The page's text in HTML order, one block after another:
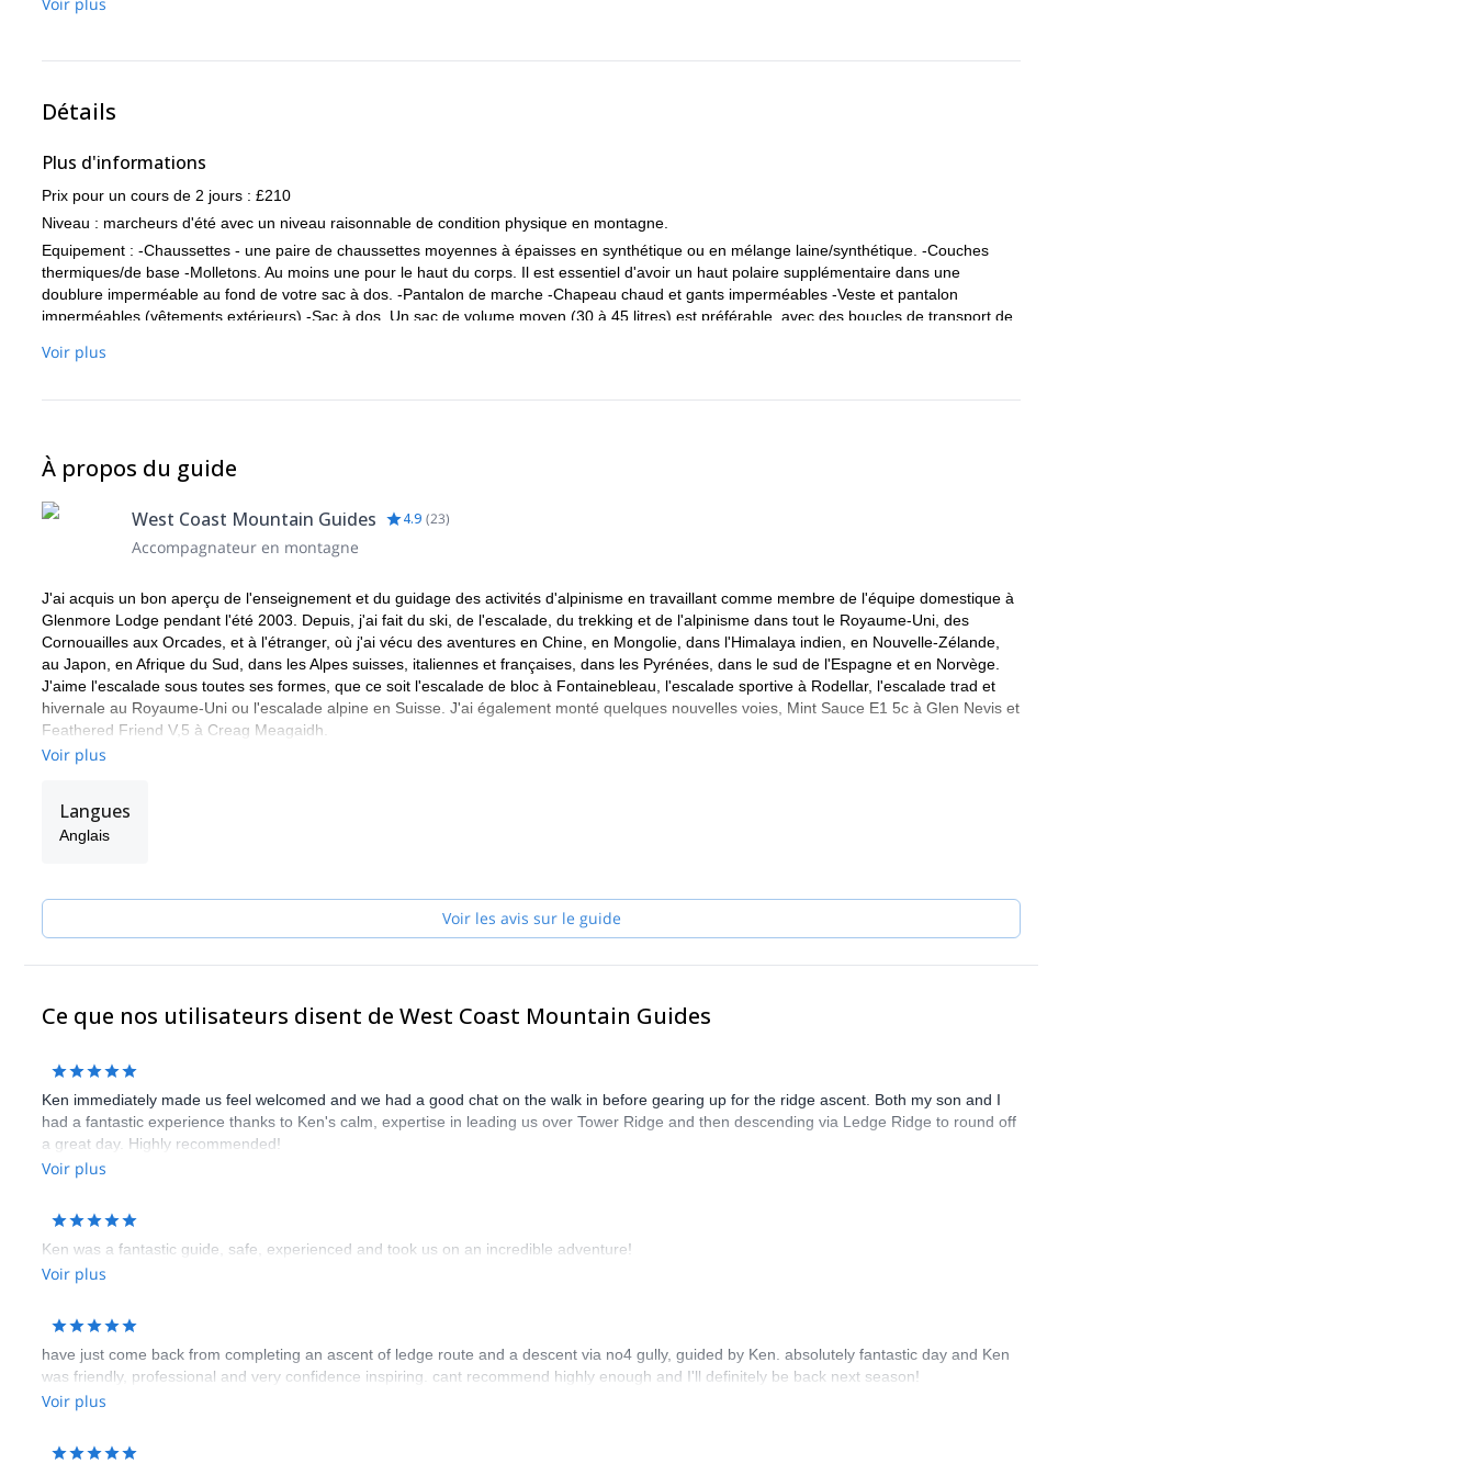
Détails
Plus d'informations
Prix pour un cours de 2 jours : £210
Niveau : marcheurs d'été avec un niveau raisonnable de condition physique en montagne.
Equipement : -Chaussettes - une paire de chaussettes moyennes à épaisses en synthétique ou en mélange laine/synthétique. -Couches
thermiques/de base -Molletons. Au moins une pour le haut du corps. Il est essentiel d'avoir un haut polaire supplémentaire dans une
doublure imperméable au fond de votre sac à dos. -Pantalon de marche -Chapeau chaud et gants imperméables -Veste et pantalon
imperméables (vêtements extérieurs) -Sac à dos. Un sac de volume moyen (30 à 45 litres) est préférable, avec des boucles de transport de
Stop-tous -Torche frontale -Trousse de premiers secours -Compas/Carte. La carte doit être protégée contre les intempéries dans un porte-
boissons chaudes en montagne. -Repas du midi et nourriture de rechange. -Lunettes de ski. -Chaussures. Elles doivent être compatibles
plaques anti-balles et de couper vos sangles pas trop courtes. -Piolet de 50-65cm. Vous pouvez choisir d'avoir une boucle de poignet ou un
Voir plus
À propos du guide
West Coast Mountain Guides 4.9 (23)
Accompagnateur en montagne
J'ai acquis un bon aperçu de l'enseignement et du guidage des activités d'alpinisme en travaillant comme membre de l'équipe domestique à
Glenmore Lodge pendant l'été 2003. Depuis, j'ai fait du ski, de l'escalade, du trekking et de l'alpinisme dans tout le Royaume-Uni, des
Cornouailles aux Orcades, et à l'étranger, où j'ai vécu des aventures en Chine, en Mongolie, dans l'Himalaya indien, en Nouvelle-Zélande,
au Japon, en Afrique du Sud, dans les Alpes suisses, italiennes et françaises, dans les Pyrénées, dans le sud de l'Espagne et en Norvège.
J'aime l'escalade sous toutes ses formes, que ce soit l'escalade de bloc à Fontainebleau, l'escalade sportive à Rodellar, l'escalade trad et
hivernale au Royaume-Uni ou l'escalade alpine en Suisse. J'ai également monté quelques nouvelles voies, Mint Sauce E1 5c à Glen Nevis et
Feathered Friend V,5 à Creag Meagaidh.
J'ai obtenu mon Mountaineering Instructor Certificate (MIC), la plus haute qualification d'instruction au Royaume-Uni, qui me permet de
international et j'ai travaillé comme moniteur sous contrat pour Abacus Mountain Guides, Martin Moran, Glenmore Lodge, Mountain Motion,
West Coast Mountain Guides, Ardroy Outdoor Education Centre, Adventure Peaks, The Outward Bound Trust, Ryan Glass Mountaineering,
Voir plus
Langues
Anglais
Voir les avis sur le guide
Ce que nos utilisateurs disent de West Coast Mountain Guides
Ken immediately made us feel welcomed and we had a good chat on the walk in before gearing up for the ridge ascent. Both my son and I
had a fantastic experience thanks to Ken's calm, expertise in leading us over Tower Ridge and then descending via Ledge Ridge to round off
a great day. Highly recommended!
Voir plus
Ken was a fantastic guide, safe, experienced and took us on an incredible adventure!
Voir plus
have just come back from completing an ascent of ledge route and a descent via no4 gully, guided by Ken. absolutely fantastic day and Ken
was friendly, professional and very confidence inspiring. cant recommend highly enough and I'll definitely be back next season!
Voir plus